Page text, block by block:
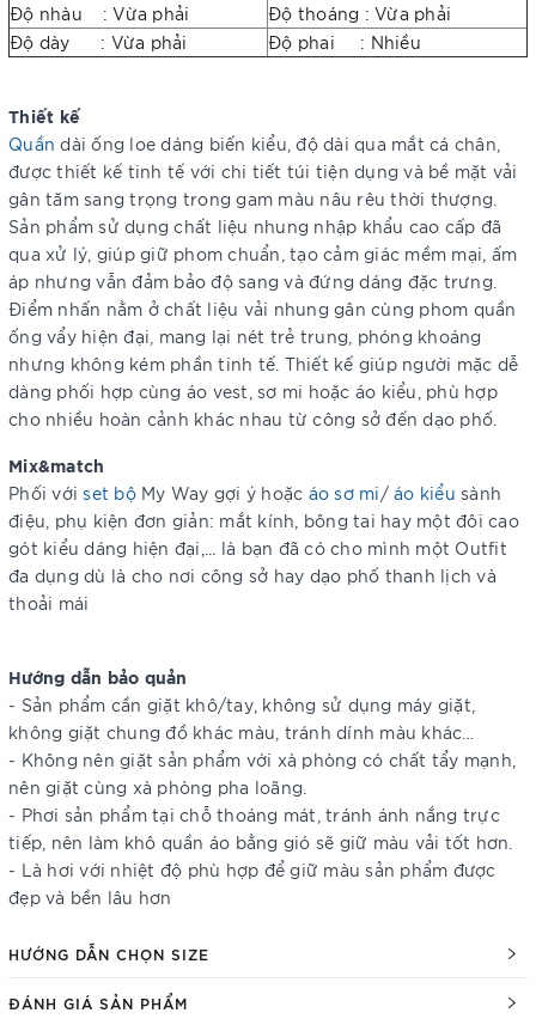
Độ nhàu : Vừa phải
Độ thoáng : Vừa phải
Độ dày : Vừa phải
Độ phai : Nhiều
Thiết kế
Quần dài ống loe dáng biến kiểu, độ dài qua mắt cá chân,
được thiết kế tinh tế với chi tiết túi tiện dụng và bề mặt vải
gân tăm sang trọng trong gam màu nâu rêu thời thượng.
Sản phẩm sử dụng chất liệu nhung nhập khẩu cao cấp đã
qua xử lý, giúp giữ phom chuẩn, tạo cảm giác mềm mại, ấm
áp nhưng vẫn đảm bảo độ sang và đứng dáng đặc trưng.
Điểm nhấn nằm ở chất liệu vải nhung gân cùng phom quần
ống vẩy hiện đại, mang lại nét trẻ trung, phóng khoáng
nhưng không kém phần tinh tế. Thiết kế giúp người mặc dễ
dàng phối hợp cùng áo vest, sơ mi hoặc áo kiểu, phù hợp
cho nhiều hoàn cảnh khác nhau từ công sở đến dạo phố.
Mix&match
Phối vớiset bộMy Way gợi ý hoặc áo sơ mi/ áo kiểu sành
điệu, phụ kiện đơn giản: mắt kính, bông tai hay một đôi cao
gót kiểu dáng hiện đại,... là bạn đã có cho mình một Outfit
đa dụng dù là cho nơi công sở hay dạo phố thanh lịch và
thoải mái
Hướng dẫn bảo quản
- Sản phẩm cần giặt khô/tay, không sử dụng máy giặt,
không giặt chung đồ khác màu, tránh dính màu khác…
- Không nên giặt sản phẩm với xà phòng có chất tẩy mạnh,
nên giặt cùng xà phòng pha loãng.
- Phơi sản phẩm tại chỗ thoáng mát, tránh ánh nắng trực
tiếp, nên làm khô quần áo bằng gió sẽ giữ màu vải tốt hơn.
- Là hơi với nhiệt độ phù hợp để giữ màu sản phẩm được
đẹp và bền lâu hơn
HƯỚNG DẪN CHỌN SIZE
ĐÁNH GIÁ SẢN PHẨM